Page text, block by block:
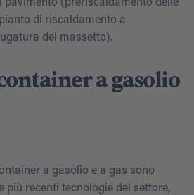
pavimento (preriscaldamento delle
di riscaldamento a
del massetto).
a gasolio
a gasolio e a gas sono
più recenti tecnologie del settore,